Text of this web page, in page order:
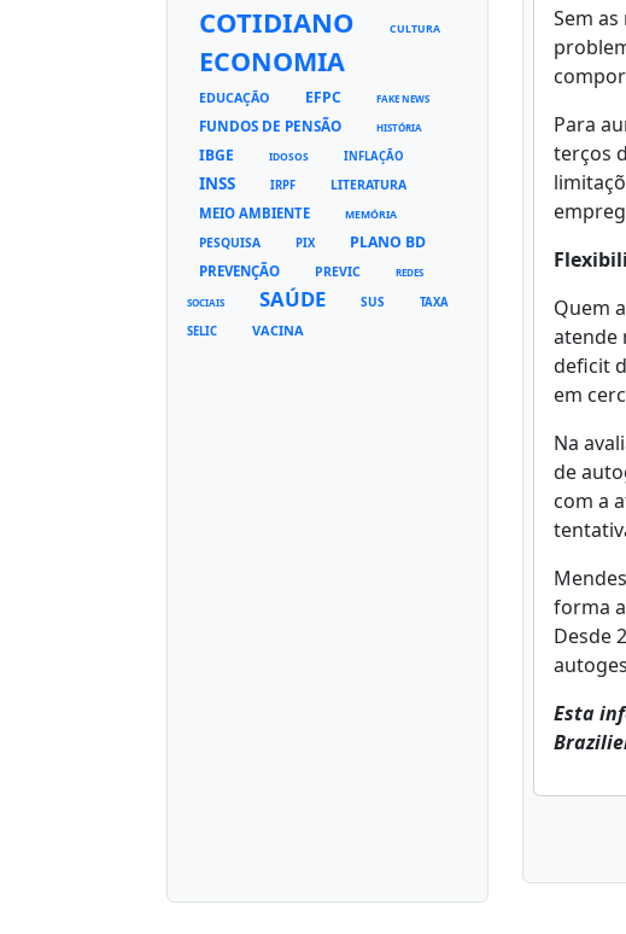
COTIDIANO CULTURA
ECONOMIA
EDUCAÇÃO EFPC FAKE NEWS
FUNDOS DE PENSÃO HISTÓRIA
IBGE IDOSOS INFLAÇÃO
INSS IRPF LITERATURA
MEIO AMBIENTE MEMÓRIA
PESQUISA PIX PLANO BD
PREVENÇÃO PREVIC REDES
SOCIAIS SAÚDE SUS
TAXA
SELIC
VACINA
Sem
Para
terços
Quem
atende
deficit
em
Na
de
com a
forma
Desde
Esta